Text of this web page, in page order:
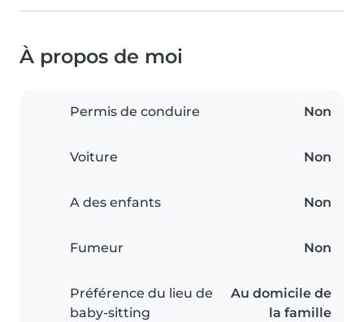
À propos de moi
Permis de conduire Non
Voiture Non
A des enfants Non
Fumeur Non
Préférence du lieu de
baby-sitting
Au domicile de
la famille